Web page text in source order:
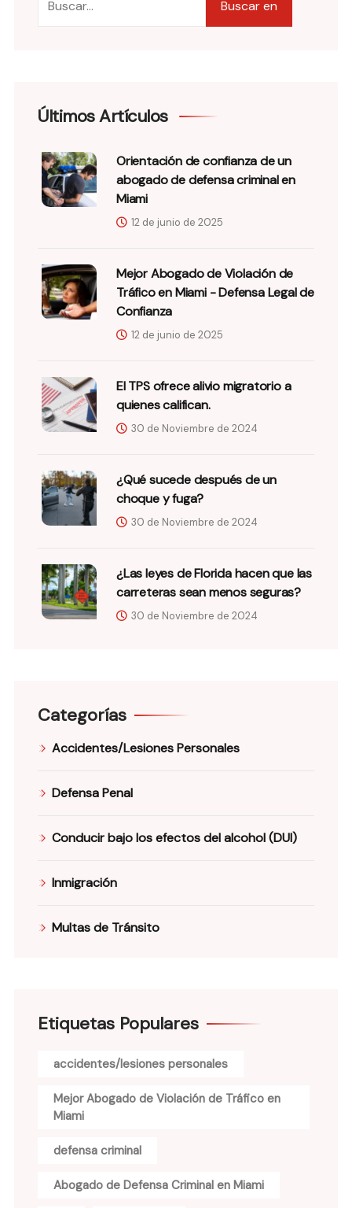
Buscar en
Últimos Artículos
Orientación de confianza de un
abogado de defensa criminal en
Miami
12 de junio de 2025
Mejor Abogado de Violación de
Tráfico en Miami - Defensa Legal de
Confianza
12 de junio de 2025
El TPS ofrece alivio migratorio a
quienes califican.
30 de Noviembre de 2024
¿Qué sucede después de un
choque y fuga?
30 de Noviembre de 2024
¿Las leyes de Florida hacen que las
carreteras sean menos seguras?
30 de Noviembre de 2024
Categorías
Accidentes/Lesiones Personales
Defensa Penal
Conducir bajo los efectos del alcohol (DUI)
Inmigración
Multas de Tránsito
Etiquetas Populares
accidentes/lesiones personales
Mejor Abogado de Violación de Tráfico en
Miami
defensa criminal
Abogado de Defensa Criminal en Miami